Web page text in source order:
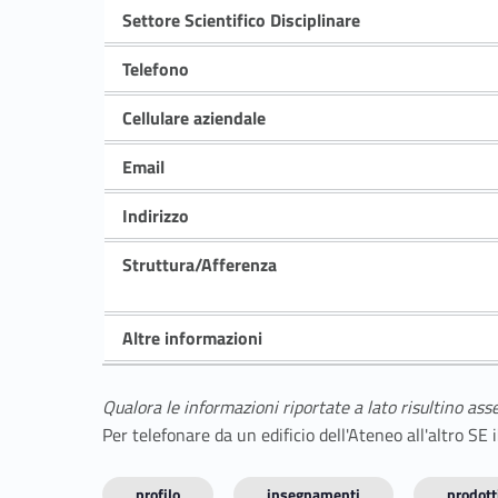
Settore Scientifico Disciplinare
Telefono
Cellulare aziendale
Email
Indirizzo
Struttura/Afferenza
Altre informazioni
Qualora le informazioni riportate a lato risultino
Per telefonare da un edificio dell'Ateneo all'altro